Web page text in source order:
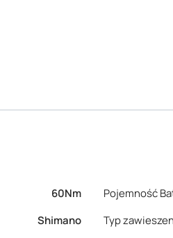
60Nm Pojemność
Shimano Typ